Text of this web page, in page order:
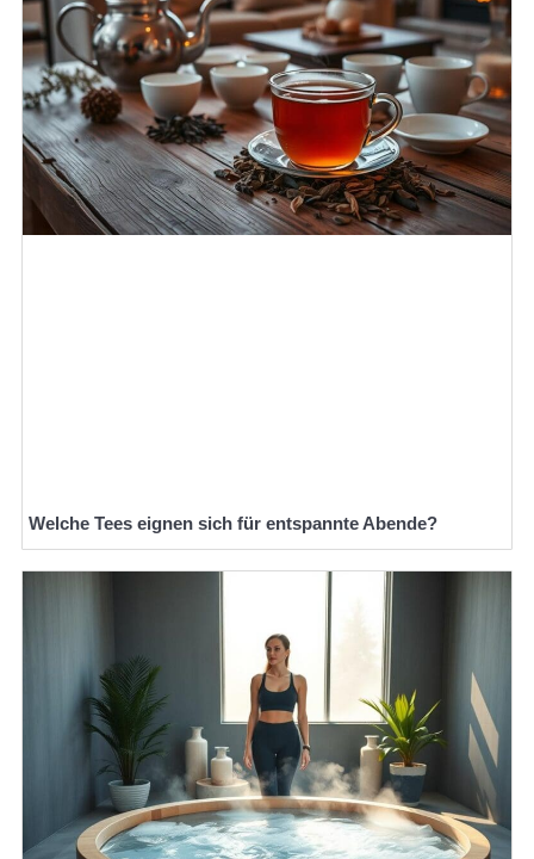
Welche Tees eignen sich für entspannte Abende?